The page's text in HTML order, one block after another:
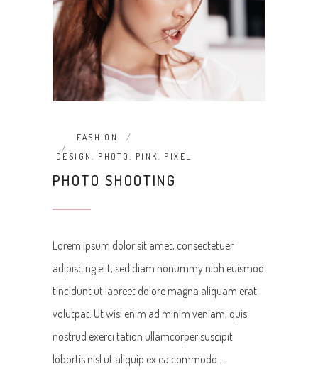
FASHION
DESIGN, PHOTO, PINK, PIXEL
PHOTO SHOOTING
Lorem ipsum dolor sit amet, consectetuer
adipiscing elit, sed diam nonummy nibh euismod
tincidunt ut laoreet dolore magna aliquam erat
volutpat. Ut wisi enim ad minim veniam, quis
nostrud exerci tation ullamcorper suscipit
lobortis nisl ut aliquip ex ea commodo